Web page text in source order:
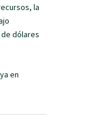
la
dólares
en